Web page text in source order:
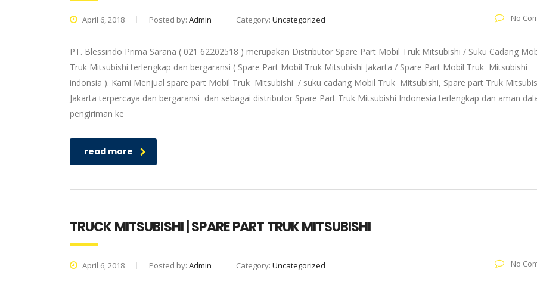
April 6, 2018 Posted by: Admin Category: Uncategorized No
PT. Blessindo Prima Sarana ( 021 62202518 ) merupakan Distributor Spare Part Mobil Truk Mitsubishi / Suku Cadang
Truk Mitsubishi terlengkap dan bergaransi ( Spare Part Mobil Truk Mitsubishi Jakarta / Spare Part Mobil Truk Mitsubishi
indonsia ). Kami Menjual spare part Mobil Truk Mitsubishi / suku cadang Mobil Truk Mitsubishi, Spare part Truk
Jakarta terpercaya dan bergaransi dan sebagai distributor Spare Part Truk Mitsubishi Indonesia terlengkap dan aman
pengiriman ke
read more
TRUCK MITSUBISHI | SPARE PART TRUK MITSUBISHI
April 6, 2018 Posted by: Admin Category: Uncategorized No